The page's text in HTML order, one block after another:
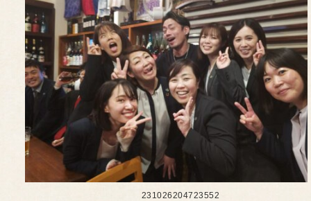
231026204723552